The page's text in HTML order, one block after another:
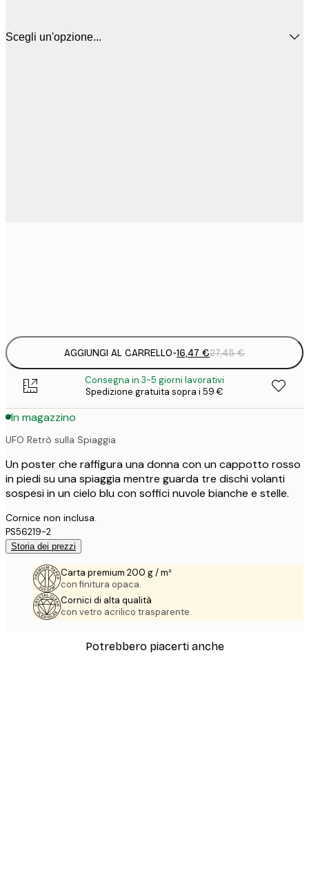
Scegli un'opzione...
AGGIUNGI AL CARRELLO-16,47 €27,45 €
Consegna in 3-5 giorni lavorativi
Spedizione gratuita sopra i 59 €
In magazzino
UFO Retrò sulla Spiaggia
Un poster che raffigura una donna con un cappotto rosso
in piedi su una spiaggia mentre guarda tre dischi volanti
sospesi in un cielo blu con soffici nuvole bianche e stelle.
Cornice non inclusa.
PS56219-2
Storia dei prezzi
Carta premium 200 g / m²
con finitura opaca.
Cornici di alta qualità
con vetro acrilico trasparente.
Potrebbero piacerti anche